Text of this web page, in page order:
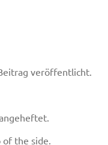
veröffentlicht.
the side.